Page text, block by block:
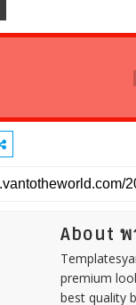
About
premium
best quality